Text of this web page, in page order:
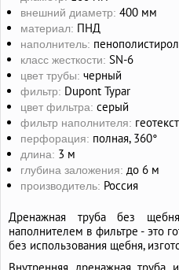
внешний диаметр: 400 мм
материал: ПНД
наполнитель:
класс жесткости: SN-6
цвет трубы: черный
фильтр: Dupont Typar
цвет фильтра: серый
фильтр наполнителя:
перфорация: полная, 360°
длина: 3 м
глубина заложения: до 6 м
производитель: Россия
Дренажная труба без
наполнителем в фильтре - это
без использования щебня,